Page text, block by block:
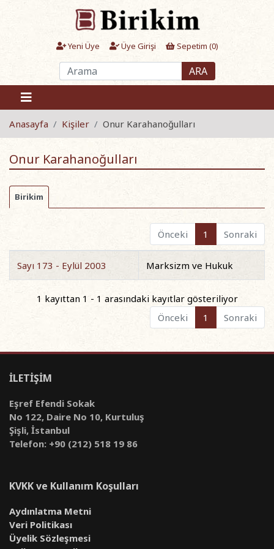
Yeni Üye Üye Girişi Sepetim (0)
ARA
Anasayfa Kişiler Onur Karahanoğulları
Onur Karahanoğulları
Birikim
Önceki 1 Sonraki
Sayı 173 - Eylül 2003 Marksizm ve Hukuk
1 kayıttan 1 - 1 arasındaki kayıtlar gösteriliyor
Önceki
1 Sonraki
İLETİŞİM
Eşref Efendi Sokak
No 122, Daire No 10, Kurtuluş
Şişli, İstanbul
Telefon: +90 (212) 518 19 86
KVKK ve Kullanım Koşulları
Aydınlatma Metni
Veri Politikası
Üyelik Sözleşmesi